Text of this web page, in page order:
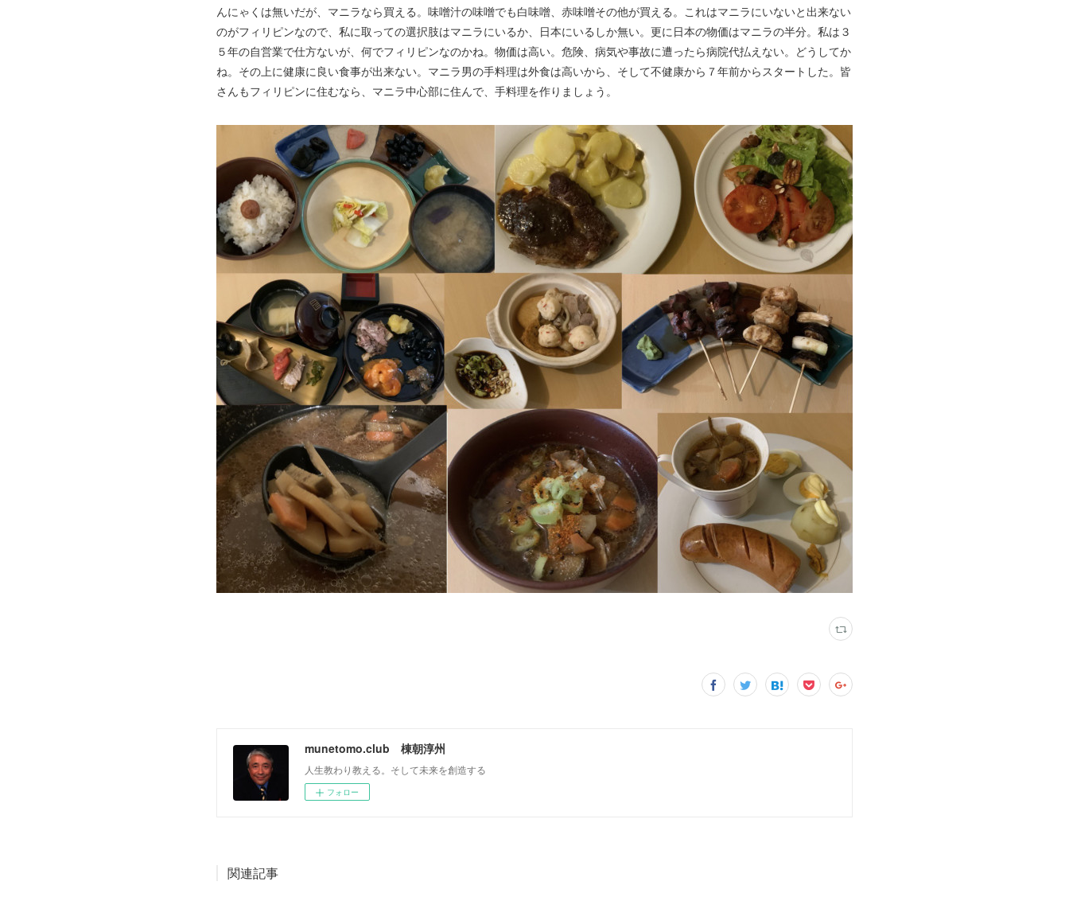
んにゃくは無いだが、マニラなら買える。味噌汁の味噌でも白味噌、赤味噌その他が買える。これはマニラにいないと出来ない
のがフィリピンなので、私に取っての選択肢はマニラにいるか、日本にいるしか無い。更に日本の物価はマニラの半分。私は３
５年の自営業で仕方ないが、何でフィリピンなのかね。物価は高い。危険、病気や事故に遭ったら病院代払えない。どうしてか
ね。その上に健康に良い食事が出来ない。マニラ男の手料理は外食は高いから、そして不健康から７年前からスタートした。皆
さんもフィリピンに住むなら、マニラ中心部に住んで、手料理を作りましょう。
munetomo.club 棟朝淳州
人生教わり教える。そして未来を創造する
フォロー
関連記事